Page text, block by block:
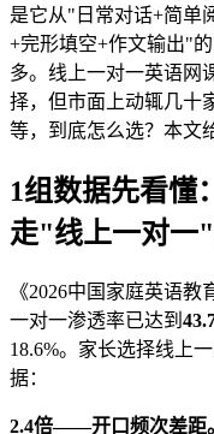
是它从"日常对话+简单
+完形填空+作文输出"
多。线上一对一英语网
择，但市面上动辄几十
等，到底怎么选？本文
1组数据先看懂
走"线上一对一
《2026中国家庭英语
一对一渗透率已达到
18.6%。家长选择线上
据：
2.4倍——开口频次差距